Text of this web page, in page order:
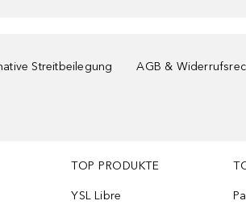
Streitbeilegung AGB &
TOP PRODUKTE
YSL Libre